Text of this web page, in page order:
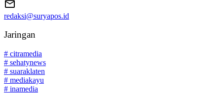
redaksi@suryapos.id
Jaringan
# citramedia
# sehatynews
# suaraklaten
# mediakayu
# inamedia